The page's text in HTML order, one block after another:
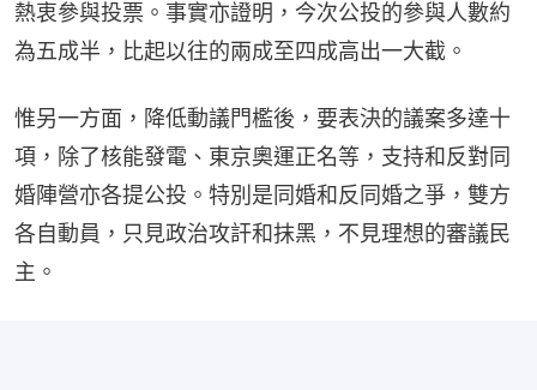
熱衷參與投票。事實亦證明，今次公投的參與人數約
為五成半，比起以往的兩成至四成高出一大截。
惟另一方面，降低動議門檻後，要表決的議案多達十
項，除了核能發電、東京奧運正名等，支持和反對同
婚陣營亦各提公投。特別是同婚和反同婚之爭，雙方
各自動員，只見政治攻訐和抹黑，不見理想的審議民
主。